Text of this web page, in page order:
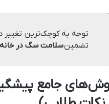
توجه به کوچک‌ترین تغییر
تضمینسلامت سگ در خانه
جامع